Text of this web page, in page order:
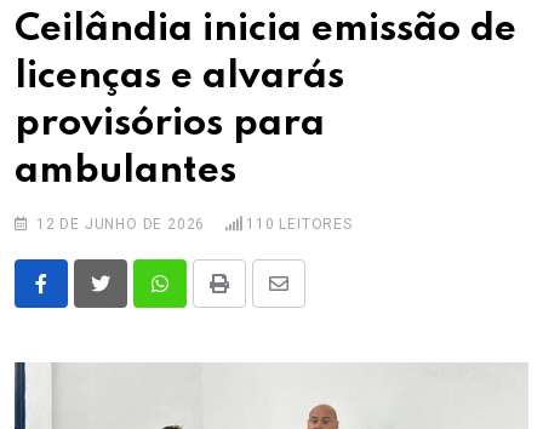
Ceilândia inicia emissão de
licenças e alvarás
provisórios para
ambulantes
12 DE JUNHO DE 2026 110 LEITORES
WhatsappPrint
Share
Email